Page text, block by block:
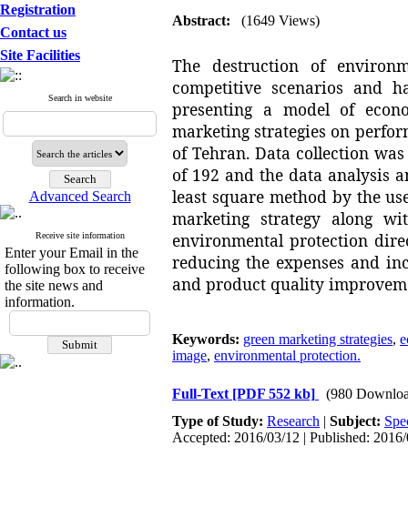
Registration
Contact us
Site Facilities
Search in website
Advanced Search
Receive site information
Enter your Email in the
following box to receive
the site news and
information.
Abstract: (1649 Views)
The destruction of
competitive scenarios and
presenting a model of
marketing strategies on
of Tehran. Data collection
of 192 and the data analysis
least square method by the
marketing strategy along
environmental protection
reducing the expenses and
and product quality
Keywords: green marketing strategies,
image, environmental protection.
Full-Text [PDF 552 kb]
(980
Type of Study: Research | Subject:
Accepted: 2016/03/12 | Published: